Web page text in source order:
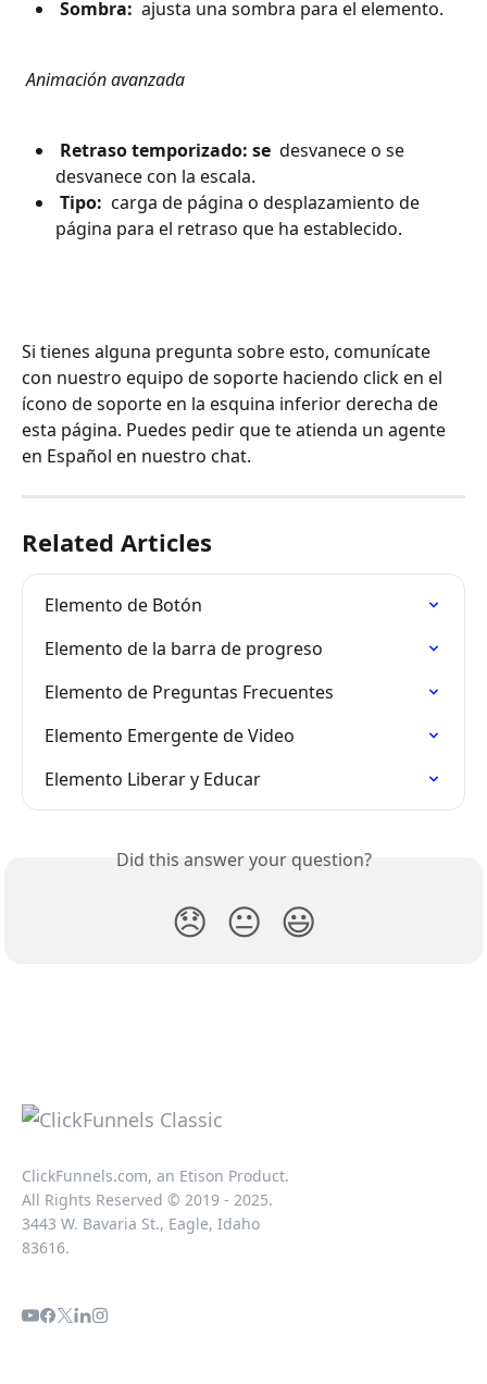
Sombra: ajusta una sombra para el elemento.
Animación avanzada
Retraso temporizado: se desvanece o se
desvanece con la escala.
Tipo: carga de página o desplazamiento de
página para el retraso que ha establecido.
Si tienes alguna pregunta sobre esto, comunícate
con nuestro equipo de soporte haciendo click en el
ícono de soporte en la esquina inferior derecha de
esta página. Puedes pedir que te atienda un agente
en Español en nuestro chat.
Related Articles
Elemento de Botón
Elemento de la barra de progreso
Elemento de Preguntas Frecuentes
Elemento Emergente de Video
Elemento Liberar y Educar
Did this answer your question?
😞 😐 😃
ClickFunnels.com, an Etison Product.
All Rights Reserved © 2019 - 2025.
3443 W. Bavaria St., Eagle, Idaho
83616.